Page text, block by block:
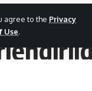
agree to the Privacy
Use.